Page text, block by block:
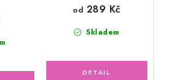
Skladem
od 289 Kč